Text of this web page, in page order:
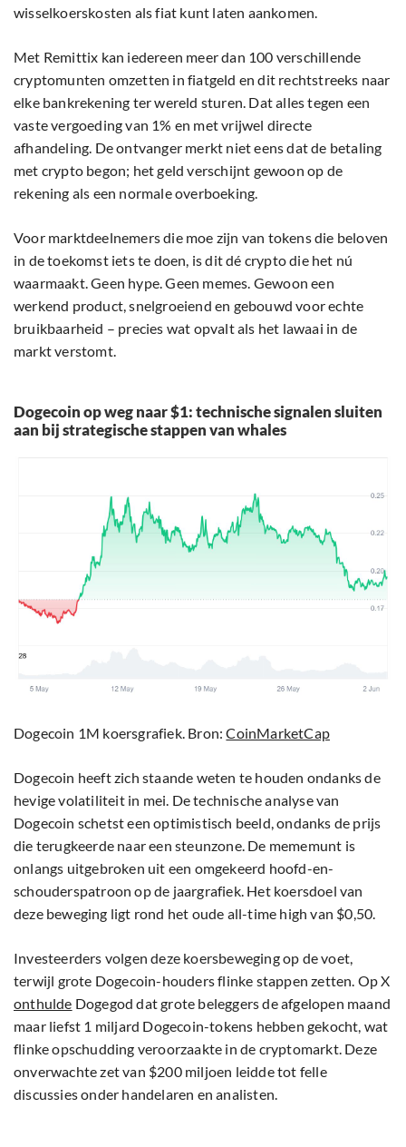
wisselkoerskosten als fiat kunt laten aankomen.
Met Remittix kan iedereen meer dan 100 verschillende
cryptomunten omzetten in fiatgeld en dit rechtstreeks naar
elke bankrekening ter wereld sturen. Dat alles tegen een
vaste vergoeding van 1% en met vrijwel directe
afhandeling. De ontvanger merkt niet eens dat de betaling
met crypto begon; het geld verschijnt gewoon op de
rekening als een normale overboeking.
Voor marktdeelnemers die moe zijn van tokens die beloven
in de toekomst iets te doen, is dit dé crypto die het nú
waarmaakt. Geen hype. Geen memes. Gewoon een
werkend product, snelgroeiend en gebouwd voor echte
bruikbaarheid – precies wat opvalt als het lawaai in de
markt verstomt.
Dogecoin op weg naar $1: technische signalen sluiten
aan bij strategische stappen van whales
Dogecoin 1M koersgrafiek. Bron:CoinMarketCap
Dogecoin heeft zich staande weten te houden ondanks de
hevige volatiliteit in mei. De technische analyse van
Dogecoin schetst een optimistisch beeld, ondanks de prijs
die terugkeerde naar een steunzone. De mememunt is
onlangs uitgebroken uit een omgekeerd hoofd-en-
schouderspatroon op de jaargrafiek. Het koersdoel van
deze beweging ligt rond het oude all-time high van $0,50.
Investeerders volgen deze koersbeweging op de voet,
terwijl grote Dogecoin-houders flinke stappen zetten. Op X
onthulde Dogegod dat grote beleggers de afgelopen maand
maar liefst 1 miljard Dogecoin-tokens hebben gekocht, wat
flinke opschudding veroorzaakte in de cryptomarkt. Deze
onverwachte zet van $200 miljoen leidde tot felle
discussies onder handelaren en analisten.